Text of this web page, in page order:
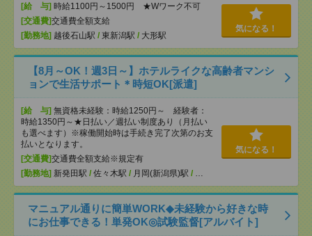
[給 与] 時給1100円～1500円 ★Wワーク不可
[交通費]交通費全額支給
[勤務地] 越後石山駅 / 東新潟駅 / 大形駅
気になる！
【8月～OK！週3日～】ホテルライクな高齢者マンシ
ョンで生活サポート＊時短OK[派遣]
[給 与] 無資格未経験：時給1250円～ 経験者：
時給1350円～★日払い／週払い制度あり（月払い
も選べます）※稼働開始時は手続き完了次第のお支
払いとなります。
[交通費]交通費全額支給※規定有
[勤務地] 新発田駅 / 佐々木駅 / 月岡(新潟県)駅 /
気になる！
マニュアル通りに簡単WORK◆未経験から好きな時
にお仕事できる！単発OK◎試験監督[アルバイト]